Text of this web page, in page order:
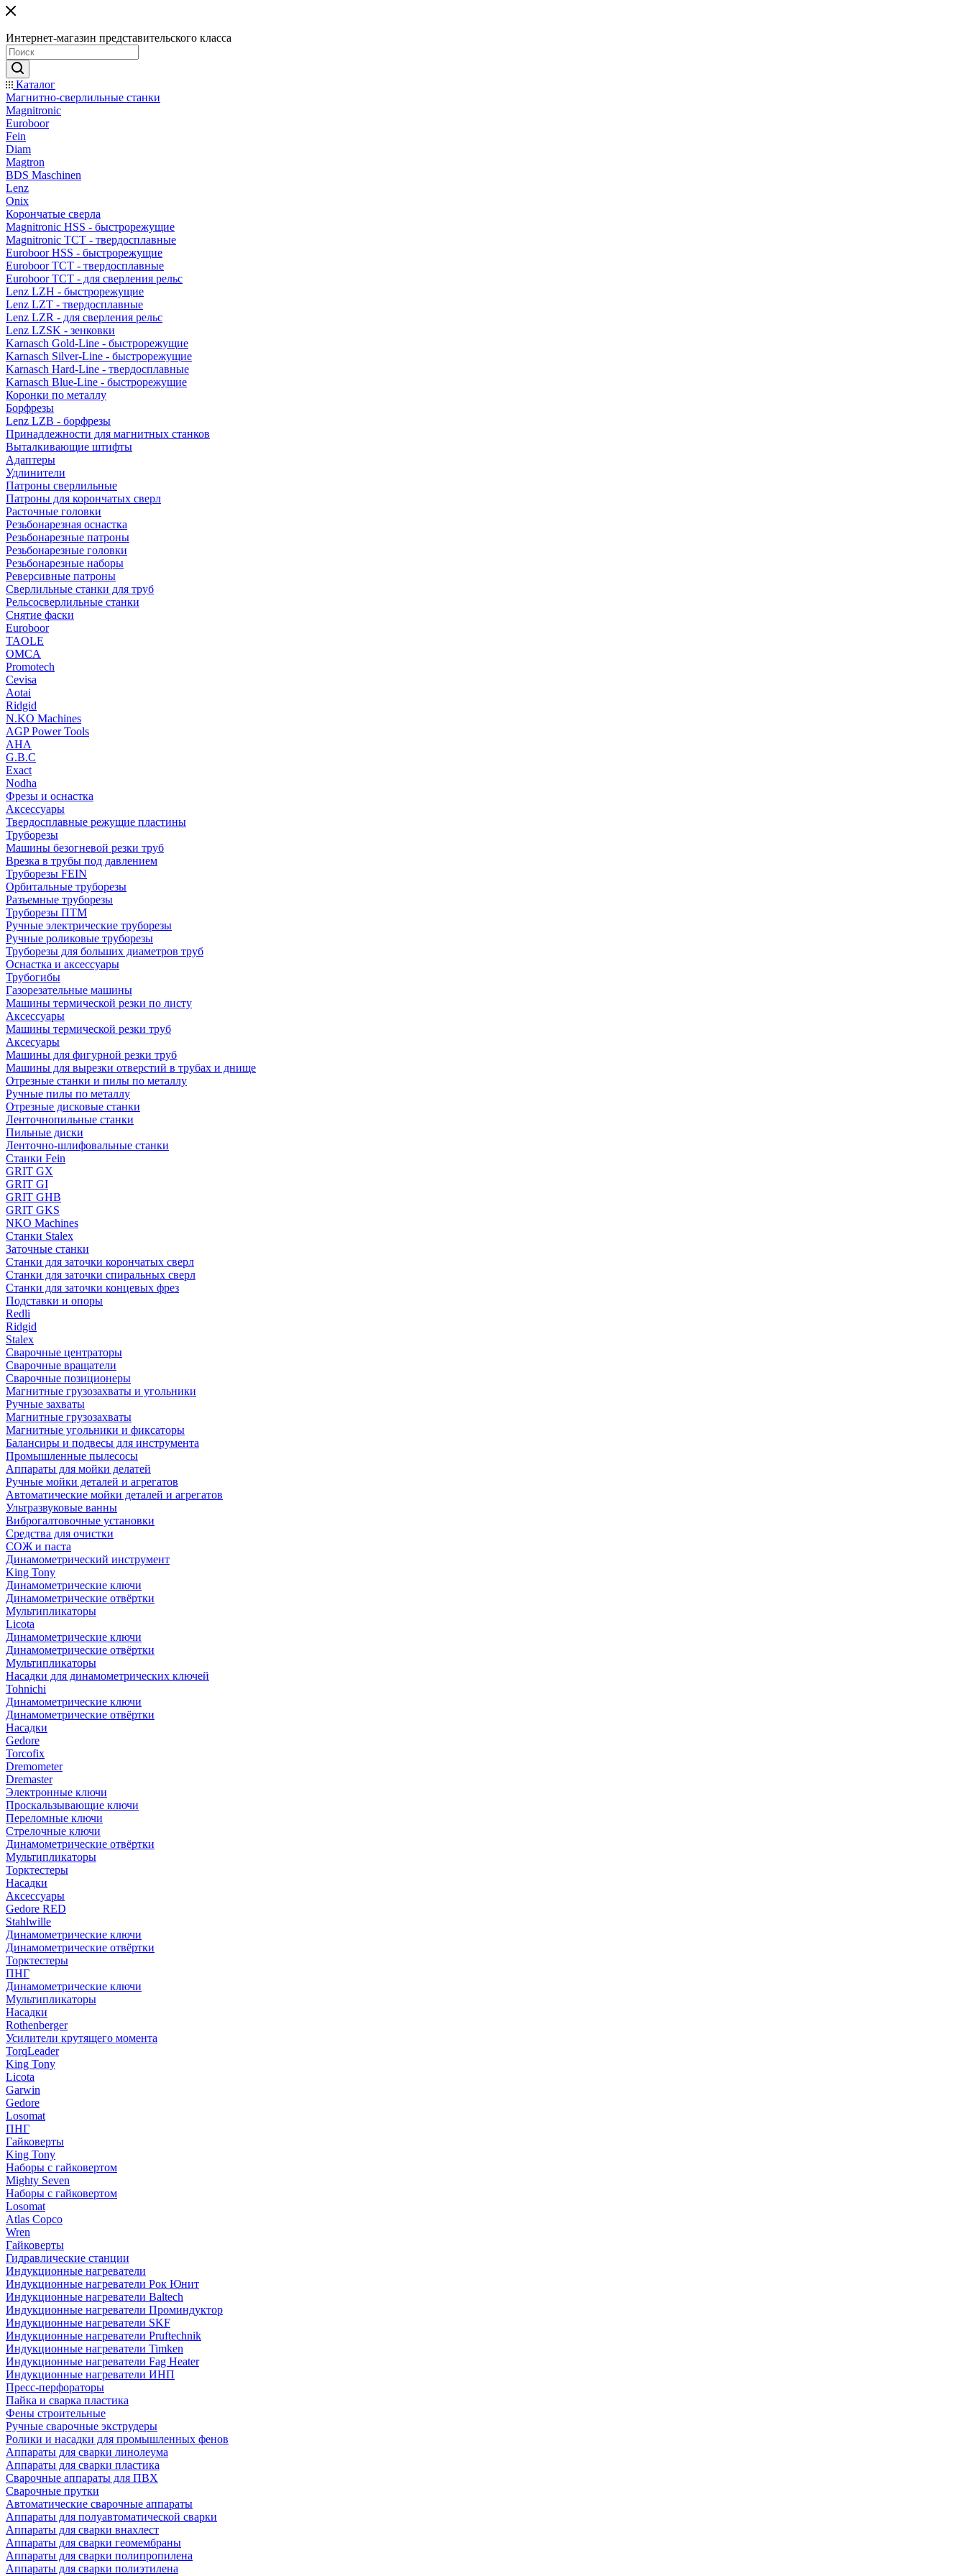
Интернет-магазин представительского класса
Каталог
Магнитно-сверлильные станки
Magnitronic
Euroboor
Fein
Diam
Magtron
BDS Maschinen
Lenz
Onix
Корончатые сверла
Magnitronic HSS - быстрорежущие
Magnitronic TCT - твердосплавные
Euroboor HSS - быстрорежущие
Euroboor TCT - твердосплавные
Euroboor TCT - для сверления рельс
Lenz LZH - быстрорежущие
Lenz LZT - твердосплавные
Lenz LZR - для сверления рельс
Lenz LZSK - зенковки
Karnasch Gold-Line - быстрорежущие
Karnasch Silver-Line - быстрорежущие
Karnasch Hard-Line - твердосплавные
Karnasch Blue-Line - быстрорежущие
Коронки по металлу
Борфрезы
Lenz LZB - борфрезы
Принадлежности для магнитных станков
Выталкивающие штифты
Адаптеры
Удлинители
Патроны сверлильные
Патроны для корончатых сверл
Расточные головки
Резьбонарезная оснастка
Резьбонарезные патроны
Резьбонарезные головки
Резьбонарезные наборы
Реверсивные патроны
Сверлильные станки для труб
Рельсосверлильные станки
Снятие фаски
Euroboor
TAOLE
OMCA
Promotech
Cevisa
Aotai
Ridgid
N.KO Machines
AGP Power Tools
AHA
G.B.C
Exact
Nodha
Фрезы и оснастка
Аксессуары
Твердосплавные режущие пластины
Труборезы
Машины безогневой резки труб
Врезка в трубы под давлением
Труборезы FEIN
Орбитальные труборезы
Разъемные труборезы
Труборезы ПТМ
Ручные электрические труборезы
Ручные роликовые труборезы
Труборезы для больших диаметров труб
Оснастка и аксессуары
Трубогибы
Газорезательные машины
Машины термической резки по листу
Аксессуары
Машины термической резки труб
Аксесуары
Машины для фигурной резки труб
Машины для вырезки отверстий в трубах и днище
Отрезные станки и пилы по металлу
Ручные пилы по металлу
Отрезные дисковые станки
Ленточнопильные станки
Пильные диски
Ленточно-шлифовальные станки
Станки Fein
GRIT GX
GRIT GI
GRIT GHB
GRIT GKS
NKO Machines
Станки Stalex
Заточные станки
Станки для заточки корончатых сверл
Станки для заточки спиральных сверл
Станки для заточки концевых фрез
Подставки и опоры
Redli
Ridgid
Stalex
Сварочные центраторы
Сварочные вращатели
Сварочные позиционеры
Магнитные грузозахваты и угольники
Ручные захваты
Магнитные грузозахваты
Магнитные угольники и фиксаторы
Балансиры и подвесы для инструмента
Промышленные пылесосы
Аппараты для мойки делатей
Ручные мойки деталей и агрегатов
Автоматические мойки деталей и агрегатов
Ультразвуковые ванны
Виброгалтовочные установки
Средства для очистки
СОЖ и паста
Динамометрический инструмент
King Tony
Динамометрические ключи
Динамометрические отвёртки
Мультипликаторы
Licota
Динамометрические ключи
Динамометрические отвёртки
Мультипликаторы
Насадки для динамометрических ключей
Tohnichi
Динамометрические ключи
Динамометрические отвёртки
Насадки
Gedore
Torcofix
Dremometer
Dremaster
Электронные ключи
Проскальзывающие ключи
Переломные ключи
Стрелочные ключи
Динамометрические отвёртки
Мультипликаторы
Торктестеры
Насадки
Аксессуары
Gedore RED
Stahlwille
Динамометрические ключи
Динамометрические отвёртки
Торктестеры
ПНГ
Динамометрические ключи
Мультипликаторы
Насадки
Rothenberger
Усилители крутящего момента
TorqLeader
King Tony
Licota
Garwin
Gedore
Losomat
ПНГ
Гайковерты
King Tony
Наборы с гайковертом
Mighty Seven
Наборы с гайковертом
Losomat
Atlas Copco
Wren
Гайковерты
Гидравлические станции
Индукционные нагреватели
Индукционные нагреватели Рок Юнит
Индукционные нагреватели Baltech
Индукционные нагреватели Проминдуктор
Индукционные нагреватели SKF
Индукционные нагреватели Pruftechnik
Индукционные нагреватели Timken
Индукционные нагреватели Fag Heater
Индукционные нагреватели ИНП
Пресс-перфораторы
Пайка и сварка пластика
Фены строительные
Ручные сварочные экструдеры
Ролики и насадки для промышленных фенов
Аппараты для сварки линолеума
Аппараты для сварки пластика
Сварочные аппараты для ПВХ
Сварочные прутки
Автоматические сварочные аппараты
Аппараты для полуавтоматической сварки
Аппараты для сварки внахлест
Аппараты для сварки геомембраны
Аппараты для сварки полипропилена
Аппараты для сварки полиэтилена